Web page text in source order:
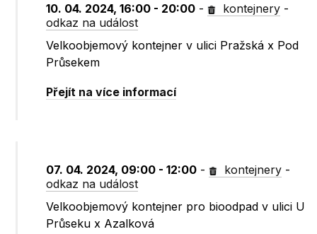
10. 04. 2024, 16:00 - 20:00 - kontejnery -
odkaz na událost
Velkoobjemový kontejner v ulici Pražská x Pod
Průsekem
Přejít na více informací
07. 04. 2024, 09:00 - 12:00 - kontejnery -
odkaz na událost
Velkoobjemový kontejner pro bioodpad v ulici U
Průseku x Azalková